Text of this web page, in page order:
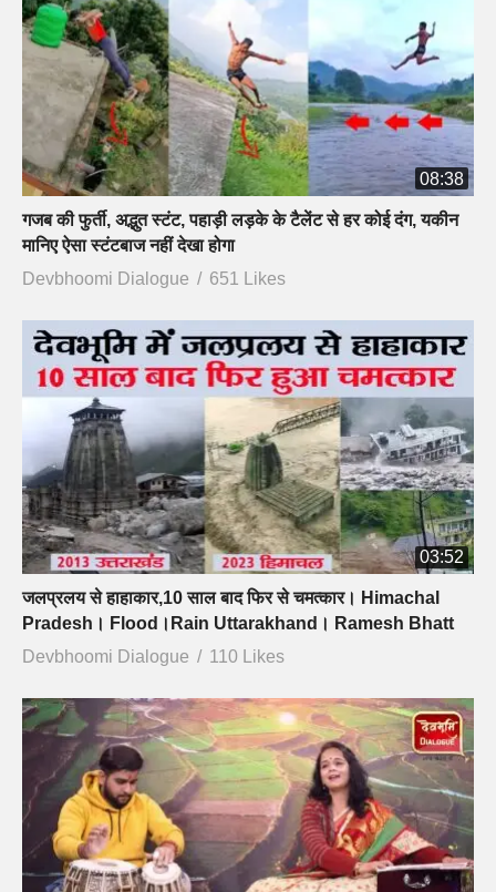
08:38
गजब की फुर्ती, अद्भुत स्टंट, पहाड़ी लड़के के टैलेंट से हर कोई दंग, यकीन
मानिए ऐसा स्टंटबाज नहीं देखा होगा
Devbhoomi Dialogue
651 Likes
03:52
जलप्रलय से हाहाकार,10 साल बाद फिर से चमत्कार। Himachal
Pradesh। Flood।Rain Uttarakhand। Ramesh Bhatt
Devbhoomi Dialogue
110 Likes